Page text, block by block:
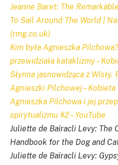
Jeanne Baret: The
To Sail Around The World |
(rmg.co.uk)
Kim była Agnieszka
przewidziała kataklizmy –
Słynna jasnowidząca z Wisły.
Agnieszki Pilchowej – Kobieta
Agnieszka Pilchowa i jej
spirytualizmu #2 – YouTube
Juliette de Baïracli Levy: The
Handbook for the Dog and
Juliette de Baïracli Levy: